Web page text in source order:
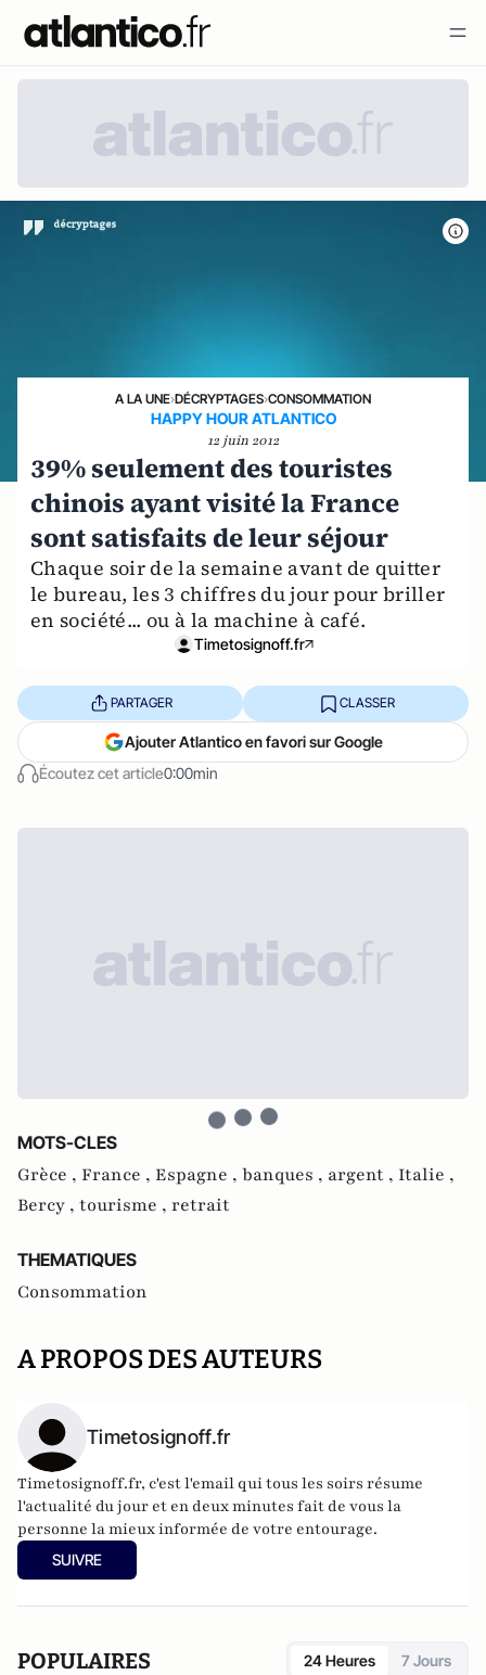
A LA UNE›DÉCRYPTAGES›CONSOMMATION
HAPPY HOUR ATLANTICO
12 juin 2012
39% seulement des touristes
chinois ayant visité la France
sont satisfaits de leur séjour
Chaque soir de la semaine avant de quitter
le bureau, les 3 chiffres du jour pour briller
en société... ou à la machine à café.
Timetosignoff.fr
Écoutez cet article0:00min
PARTAGER CLASSER
Ajouter Atlantico en favori sur Google
MOTS-CLES
Grèce , France , Espagne , banques , argent , Italie ,
Bercy , tourisme , retrait
THEMATIQUES
Consommation
A PROPOS DES AUTEURS
Timetosignoff.fr
Timetosignoff.fr, c'est l'email qui tous les soirs résume
l'actualité du jour et en deux minutes fait de vous la
personne la mieux informée de votre entourage.
SUIVRE
POPULAIRES 24 Heures 7 Jours